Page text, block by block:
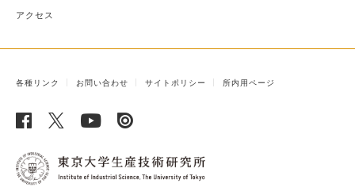
アクセス
各種リンク お問い合わせ サイトポリシー 所内用ページ